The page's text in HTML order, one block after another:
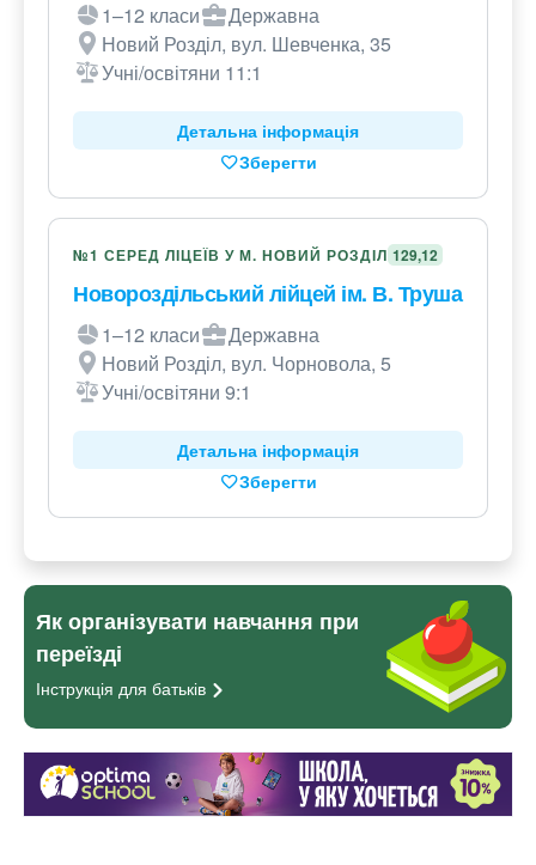
1–12 класи
Державна
Новий Розділ, вул. Шевченка, 35
Учні/освітяни 11:1
Детальна інформація
Зберегти
№1 СЕРЕД ЛІЦЕЇВ У М. НОВИЙ РОЗДІЛ 129,12
Новороздільський лійцей ім. В. Труша
1–12 класи
Державна
Новий Розділ, вул. Чорновола, 5
Учні/освітяни 9:1
Детальна інформація
Зберегти
Як організувати навчання при
переїзді
Інструкція для батьків